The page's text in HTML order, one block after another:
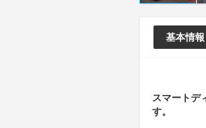
基本情報
スマートデ
す。